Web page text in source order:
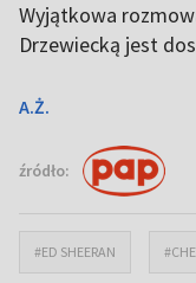
Wyjątkowa
Drzewiecką jest
A.Ż.
źródło:
#ED SHEERAN